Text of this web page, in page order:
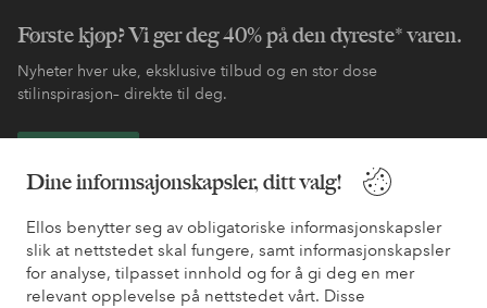
Dine informsajonskapsler, ditt valg!
Ellos benytter seg av obligatoriske informasjonskapsler
slik at nettstedet skal fungere, samt informasjonskapsler
for analyse, tilpasset innhold og for å gi deg en mer
relevant opplevelse på nettstedet vårt. Disse
Første kjøp? Vi ger deg 40% på den dyreste* varen.
Nyheter hver uke, eksklusive tilbud og en stor dose
stilinspirasjon– direkte til deg.
Trenger du hjelp?